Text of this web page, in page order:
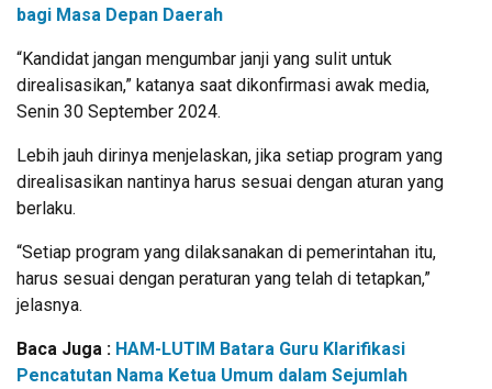
bagi Masa Depan Daerah
“Kandidat jangan mengumbar janji yang sulit untuk
direalisasikan,” katanya saat dikonfirmasi awak media,
Senin 30 September 2024.
Lebih jauh dirinya menjelaskan, jika setiap program yang
direalisasikan nantinya harus sesuai dengan aturan yang
berlaku.
“Setiap program yang dilaksanakan di pemerintahan itu,
harus sesuai dengan peraturan yang telah di tetapkan,”
jelasnya.
Baca Juga : HAM-LUTIM Batara Guru Klarifikasi
Pencatutan Nama Ketua Umum dalam Sejumlah